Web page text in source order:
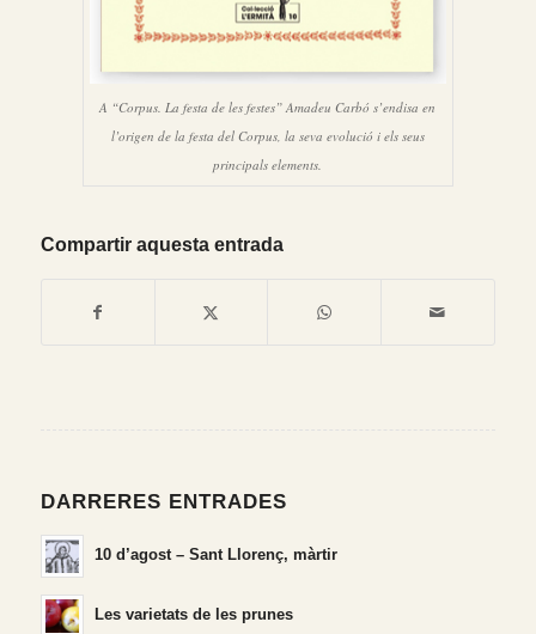
A “Corpus. La festa de les festes” Amadeu Carbó s’endisa en
l’origen de la festa del Corpus, la seva evolució i els seus
principals elements.
Compartir aquesta entrada
DARRERES ENTRADES
10 d’agost – Sant Llorenç, màrtir
Les varietats de les prunes